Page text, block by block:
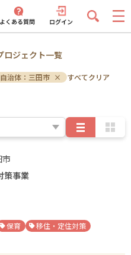
ロジェクト一覧
自治体 ： 三田市 × すべてクリア
市
策事業
保育 移住・定住対策